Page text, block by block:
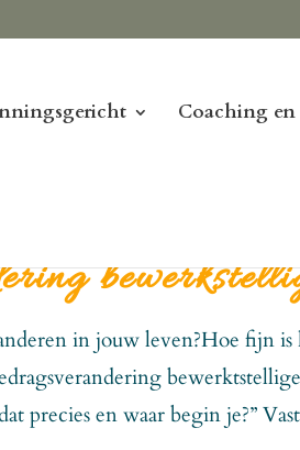
Coaching en
in jouw leven?Hoe fijn is
precies en waar begin je?”